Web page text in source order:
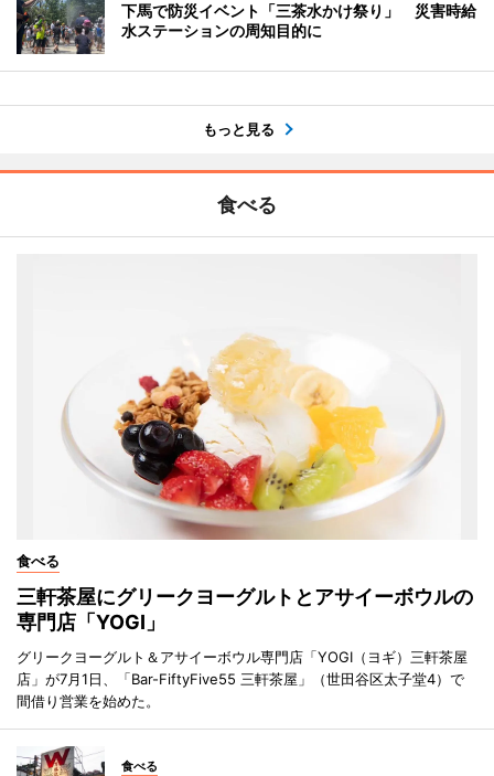
下馬で防災イベント「三茶水かけ祭り」 災害時給
水ステーションの周知目的に
もっと見る
食べる
食べる
三軒茶屋にグリークヨーグルトとアサイーボウルの
専門店「YOGI」
グリークヨーグルト＆アサイーボウル専門店「YOGI（ヨギ）三軒茶屋
店」が7月1日、「Bar-FiftyFive55 三軒茶屋」（世田谷区太子堂4）で
間借り営業を始めた。
食べる